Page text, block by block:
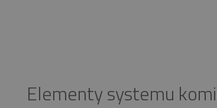
Elementy systemu